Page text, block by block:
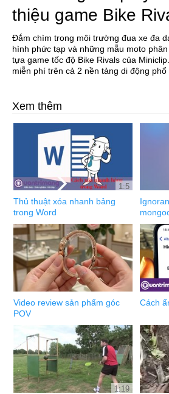
thiệu game Bike
Đắm chìm trong môi trường đua xe đa
hình phức tạp và những mẫu moto
tựa game tốc độ Bike Rivals của
miễn phí trên cả 2 nền tảng di động phổ
Xem thêm
1:5
Thủ thuật xóa nhanh bảng
trong Word
Video review sản phẩm góc
POV
Cách
1:19